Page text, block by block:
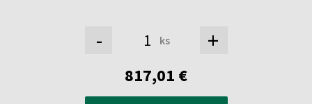
- ks +
817,01 €